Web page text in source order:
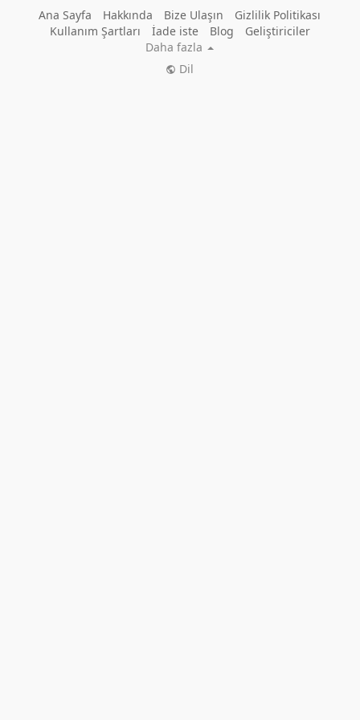
Ana Sayfa Hakkında Bize Ulaşın
Gizlilik Politikası
Kullanım Şartları
İade iste Blog
Geliştiriciler
Daha fazla
Dil